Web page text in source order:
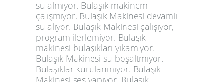
su almıyor. Bulaşık makinem
çalışmıyor. Bulaşık Makinesi devamlı
su alıyor. Bulaşık Makinesi çalışıyor,
program ilerlemiyor. Bulaşık
makinesi bulaşıkları yıkamıyor.
Bulaşık Makinesi su boşaltmıyor.
Bulaşıklar kurulanmıyor. Bulaşık
Makinesi ses yapıyor. Bulaşık